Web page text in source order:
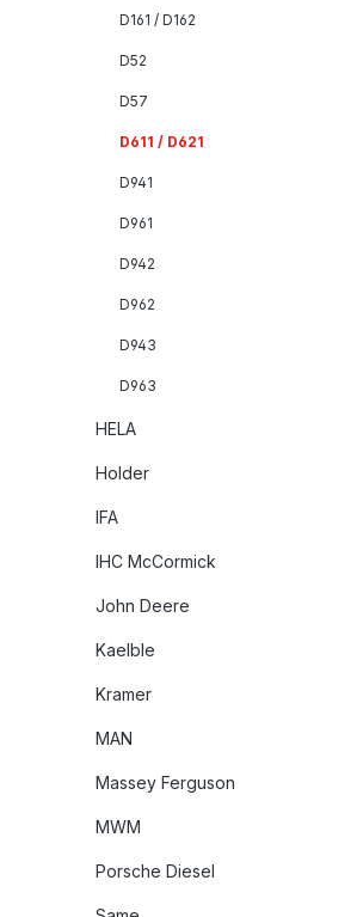
D161 / D162
D52
D57
D611 / D621
D941
D961
D942
D962
D943
D963
HELA
Holder
IFA
IHC McCormick
John Deere
Kaelble
Kramer
MAN
Massey Ferguson
MWM
Porsche Diesel